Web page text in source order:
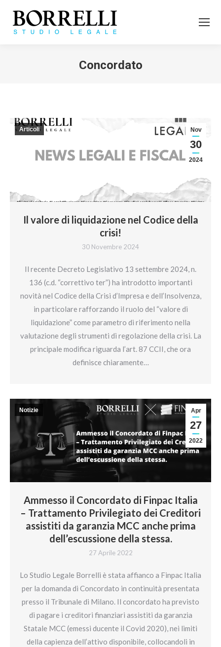
Concordato
Il valore di liquidazione nel Codice della
crisi!
30 Novembre 2024
Nov
30
2024
Articoli
Il recente Decreto Legislativo 13 settembre 2024, n.
136 (c.d. “correttivo ter”) ha introdotto importanti
novità nel Codice della Crisi d’Impresa e dell’Insolvenza,
in particolare rafforzando il ruolo del “valore di
liquidazione” come parametro di riferimento nella
valutazione degli strumenti di regolazione della crisi. La
principale modifica riguarda l’art. 87 CCII, che ora
definisce chiaramente…
Ammesso il Concordato di Finpac Italia
– Trattamento Privilegiato dei Creditori
assistiti da garanzia MCC anche prima
dell’escussione della stessa.
27 Aprile 2022
Apr
27
2022
Notizie
Lo Studio Legale Borrelli è stata affianco a Finpac Italia
per la domanda di Concordato in continuità presentata
presso il Tribunale di Milano. Il concordato ha previsto
di pagare i creditori finanziari assistiti da garanzia
Statale MCC (emessi ducente il Covid 2020), nei limiti
della capienza dell’attivo disponibile, collocandoli in